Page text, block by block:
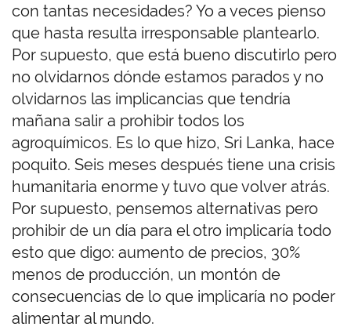
con tantas necesidades? Yo a veces pienso
que hasta resulta irresponsable plantearlo.
Por supuesto, que está bueno discutirlo pero
no olvidarnos dónde estamos parados y no
olvidarnos las implicancias que tendría
mañana salir a prohibir todos los
agroquímicos. Es lo que hizo, Sri Lanka, hace
poquito. Seis meses después tiene una crisis
humanitaria enorme y tuvo que volver atrás.
Por supuesto, pensemos alternativas pero
prohibir de un día para el otro implicaría todo
esto que digo: aumento de precios, 30%
menos de producción, un montón de
consecuencias de lo que implicaría no poder
alimentar al mundo.